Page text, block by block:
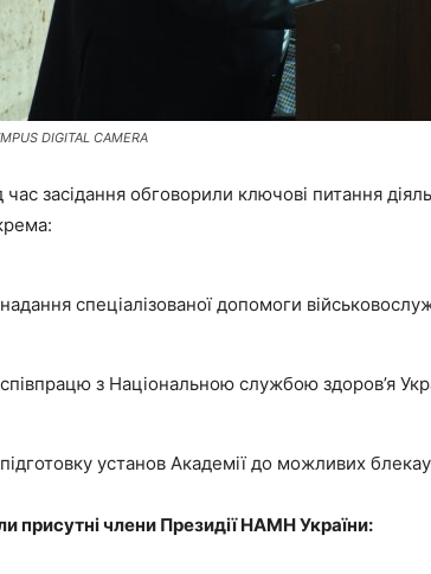
DIGITAL CAMERA
час засідання обговорили ключові питання
надання спеціалізованої допомоги
співпрацю з Національною службою здоров’я
підготовку установ Академії до можливих
присутні члени Президії НАМН України: